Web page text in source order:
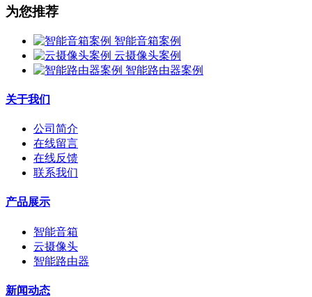
为您推荐
智能音箱案例
云摄像头案例
智能路由器案例
关于我们
公司简介
在线留言
在线反馈
联系我们
产品展示
智能音箱
云摄像头
智能路由器
新闻动态